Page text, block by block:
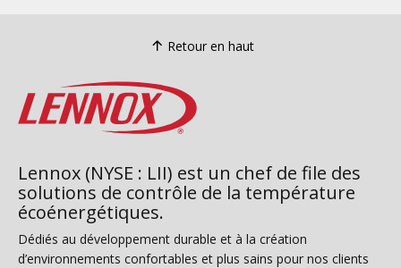
Retour en haut
Lennox (NYSE : LII) est un chef de file des
solutions de contrôle de la température
écoénergétiques.
Dédiés au développement durable et à la création
d’environnements confortables et plus sains pour nos clients